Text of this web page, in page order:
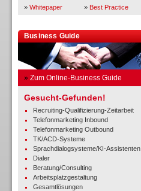
» Whitepaper » Best Practice
Business Guide
» Zum Online-Business Guide
Gesucht-Gefunden!
Recruiting-Qualifizierung-Zeitarbeit
Telefonmarketing Inbound
Telefonmarketing Outbound
TK/ACD-Systeme
Sprachdialogsysteme/KI-Assistenten
Dialer
Beratung/Consulting
Arbeitsplatzgestaltung
Gesamtlösungen